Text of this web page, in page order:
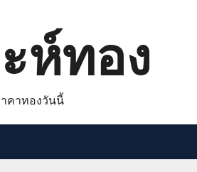
ห์ทอง
คาทองวันนี้